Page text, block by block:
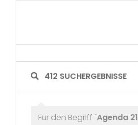
412 SUCHERGEBNISSE
Für den Begriff "Agenda 21